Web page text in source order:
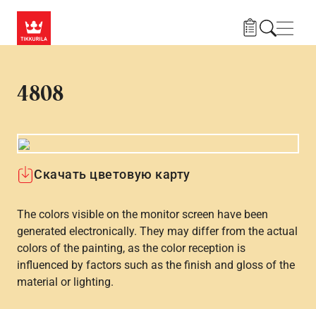
4808
Скачать цветовую карту
The colors visible on the monitor screen have been
generated electronically. They may differ from the actual
colors of the painting, as the color reception is
influenced by factors such as the finish and gloss of the
material or lighting.